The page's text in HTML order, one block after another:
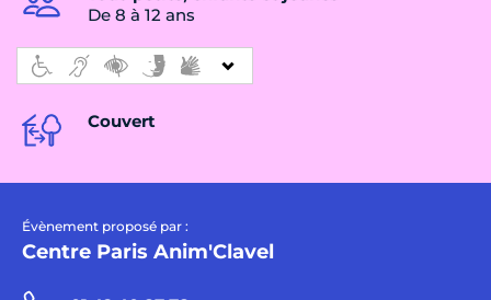
De 8 à 12 ans
Couvert
Évènement proposé par :
Centre Paris Anim'Clavel